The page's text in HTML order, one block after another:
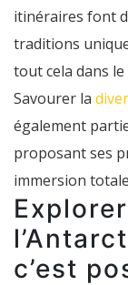
itinéraires font
traditions
tout cela dans
Savourer la
également
proposant ses
immersion
c’est